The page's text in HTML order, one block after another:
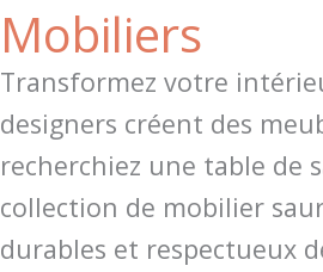
Mobiliers
Transformez votre
designers créent des
recherchiez une table de
collection de mobilier
durables et respectueux